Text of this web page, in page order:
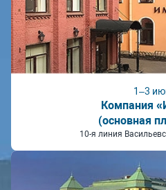
1–3
Компания
(основная
10-я линия